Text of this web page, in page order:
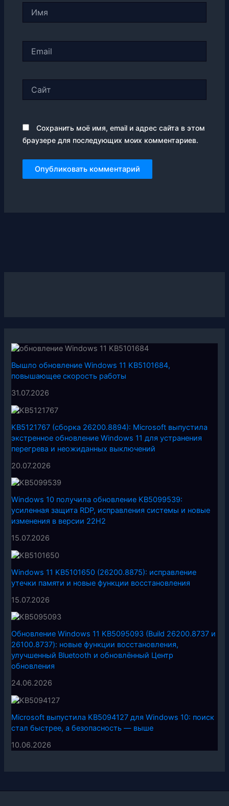
Сохранить моё имя, email и адрес сайта в этом
браузере для последующих моих комментариев.
Вышло обновление Windows 11 KB5101684,
повышающее скорость работы
31.07.2026
KB5121767 (сборка 26200.8894): Microsoft выпустила
экстренное обновление Windows 11 для устранения
перегрева и неожиданных выключений
20.07.2026
Windows 10 получила обновление KB5099539:
усиленная защита RDP, исправления системы и новые
изменения в версии 22H2
15.07.2026
Windows 11 KB5101650 (26200.8875): исправление
утечки памяти и новые функции восстановления
15.07.2026
Обновление Windows 11 KB5095093 (Build 26200.8737 и
26100.8737): новые функции восстановления,
улучшенный Bluetooth и обновлённый Центр
обновления
24.06.2026
Microsoft выпустила KB5094127 для Windows 10: поиск
стал быстрее, а безопасность — выше
10.06.2026